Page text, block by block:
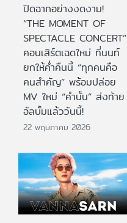
ปิดฉากอย่างงดงาม!
“THE MOMENT OF
SPECTACLE CONCERT”
คอนเสิร์ตเฉดใหม่ ที่นนท์
ยกให้ค่ำคืนนี้ “ทุกคนคือ
คนสำคัญ” พร้อมปล่อย
MV ใหม่ “คำนั้น” ส่งท้าย
อัลบั้มแล้ววันนี้!
22 พฤษภาคม 2026